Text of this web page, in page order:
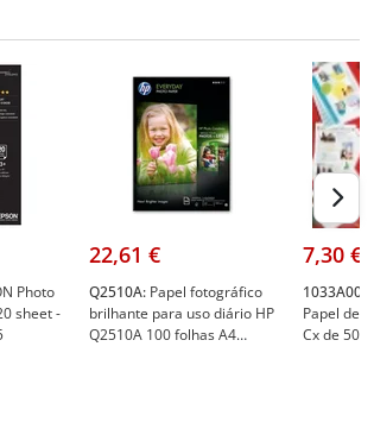
Photo
sheet -
22,61 €
Q2510A: Papel fotográfico
brilhante para uso diário HP
Q2510A 100 folhas A4
7,30 €
1033A002:
Papel de
Cx de 50